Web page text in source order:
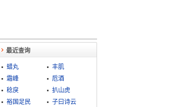
最近查询
蜡丸
丰肌
霜峰
卮酒
稔戾
扒山虎
裕国足民
子曰诗云